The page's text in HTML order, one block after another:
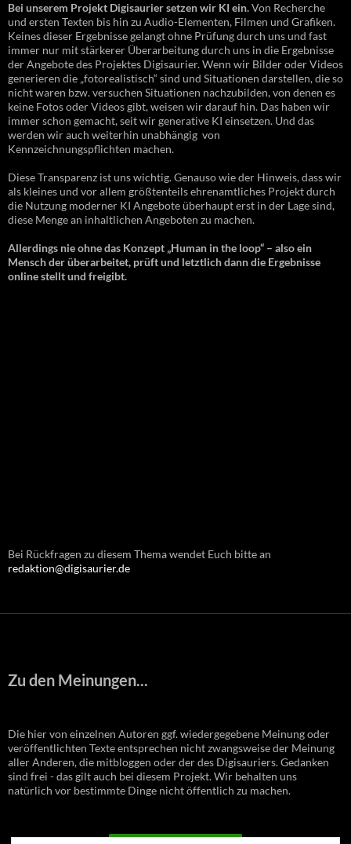
Bei unserem Projekt Digisaurier setzen wir KI ein.Von Recherche
und ersten Texten bis hin zu Audio-Elementen, Filmen und Grafiken.
Keines dieser Ergebnisse gelangt ohne Prüfung durch uns und fast
immer nur mit stärkerer Überarbeitung durch uns in die Ergebnisse
der Angebote des Projektes Digisaurier. Wenn wir Bilder oder Videos
generieren die „fotorealistisch“ sind und Situationen darstellen, die so
nicht waren bzw. versuchen Situationen nachzubilden, von denen es
keine Fotos oder Videos gibt, weisen wir darauf hin. Das haben wir
immer schon gemacht, seit wir generative KI einsetzen. Und das
werden wir auch weiterhin unabhängig von
Kennzeichnungspflichten machen.
Diese Transparenz ist uns wichtig. Genauso wie der Hinweis, dass wir
als kleines und vor allem größtenteils ehrenamtliches Projekt durch
die Nutzung moderner KI Angebote überhaupt erst in der Lage sind,
diese Menge an inhaltlichen Angeboten zu machen.
Allerdings nie ohne das Konzept „Human in the loop“ – also ein
Mensch der überarbeitet, prüft und letztlich dann die Ergebnisse
online stellt und freigibt.
Bei Rückfragen zu diesem Thema wendet Euch bitte an
redaktion@digisaurier.de
Zu den Meinungen...
Die hier von einzelnen Autoren ggf. wiedergegebene Meinung oder
veröffentlichten Texte entsprechen nicht zwangsweise der Meinung
aller Anderen, die mitbloggen oder der des Digisauriers. Gedanken
sind frei - das gilt auch bei diesem Projekt. Wir behalten uns
natürlich vor bestimmte Dinge nicht öffentlich zu machen.